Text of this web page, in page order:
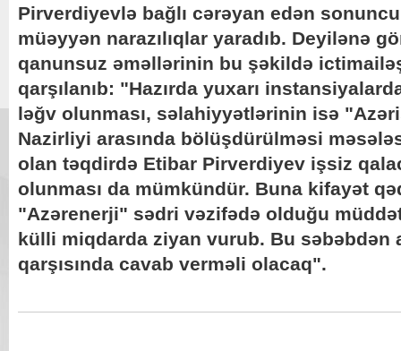
Pirverdiyevlə bağlı cərəyan edən
müəyyən narazılıqlar yaradıb. Deyilənə
qanunsuz əməllərinin bu şəkildə
qarşılanıb: "Hazırda yuxarı
ləğv olunması, səlahiyyətlərinin isə
Nazirliyi arasında bölüşdürülməsi
olan təqdirdə Etibar Pirverdiyev işsiz
olunması da mümkündür. Buna kifayət
"Azərenerji" sədri vəzifədə olduğu
külli miqdarda ziyan vurub. Bu səbəbdən
qarşısında cavab verməli olacaq".